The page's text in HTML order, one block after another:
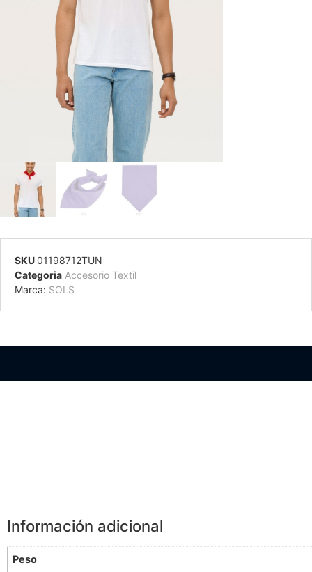
SKU01198712TUN
Categoria Accesorio Textil
Marca: SOLS
Información adicional
Peso